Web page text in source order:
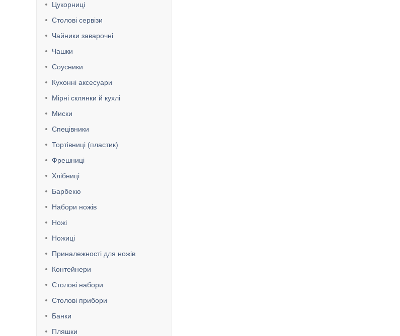
Цукорниці
Столові сервізи
Чайники заварочні
Чашки
Соусники
Кухонні аксесуари
Мірні склянки й кухлі
Миски
Спецівники
Тортівниці (пластик)
Фрешниці
Хлібниці
Барбекю
Набори ножів
Ножі
Ножиці
Приналежності для ножів
Контейнери
Столові набори
Столові прибори
Банки
Пляшки